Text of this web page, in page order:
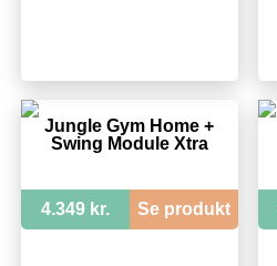
Jungle Gym Home +
Swing Module Xtra
4.349 kr. Se produkt